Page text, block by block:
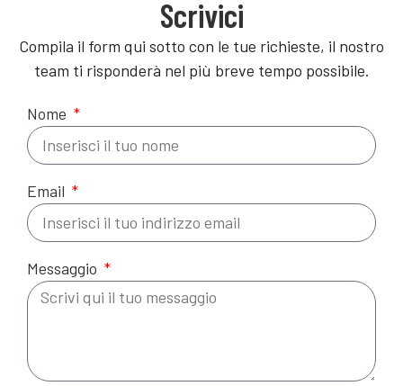
Scrivici
Compila il form qui sotto con le tue richieste, il nostro
team ti risponderà nel più breve tempo possibile.
Nome
Email
Messaggio